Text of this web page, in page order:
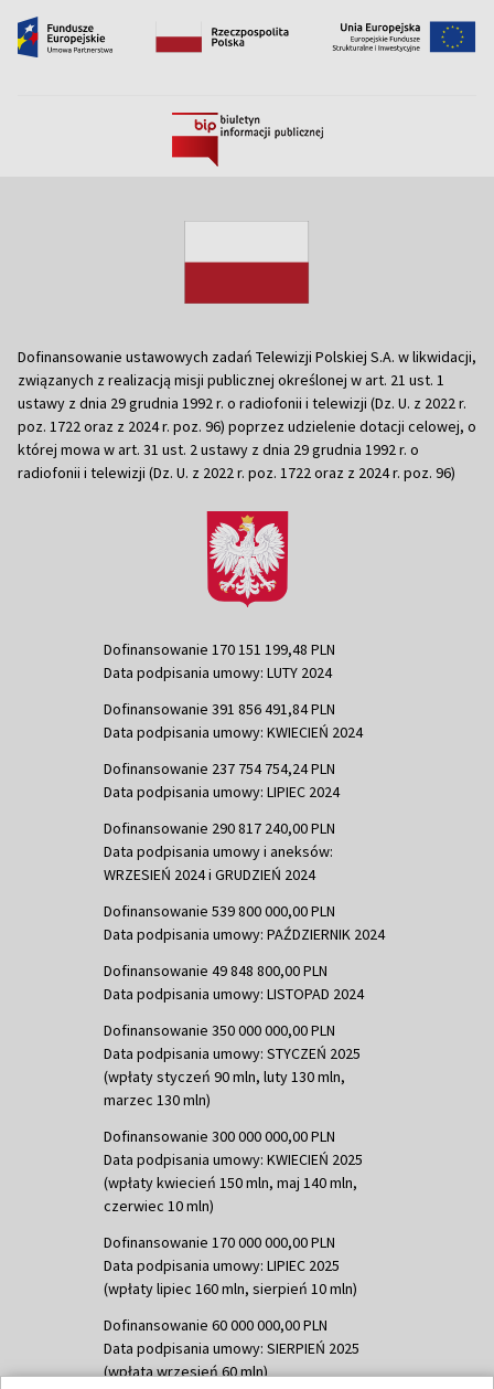
Dofinansowanie ustawowych zadań Telewizji Polskiej S.A. w likwidacji,
związanych z realizacją misji publicznej określonej w art. 21 ust. 1
ustawy z dnia 29 grudnia 1992 r. o radiofonii i telewizji (Dz. U. z 2022 r.
poz. 1722 oraz z 2024 r. poz. 96) poprzez udzielenie dotacji celowej, o
której mowa w art. 31 ust. 2 ustawy z dnia 29 grudnia 1992 r. o
radiofonii i telewizji (Dz. U. z 2022 r. poz. 1722 oraz z 2024 r. poz. 96)
Dofinansowanie 170 151 199,48 PLN
Data podpisania umowy: LUTY 2024
Dofinansowanie 391 856 491,84 PLN
Data podpisania umowy: KWIECIEŃ 2024
Dofinansowanie 237 754 754,24 PLN
Data podpisania umowy: LIPIEC 2024
Dofinansowanie 290 817 240,00 PLN
Data podpisania umowy i aneksów:
WRZESIEŃ 2024 i GRUDZIEŃ 2024
Dofinansowanie 539 800 000,00 PLN
Data podpisania umowy: PAŹDZIERNIK 2024
Dofinansowanie 49 848 800,00 PLN
Data podpisania umowy: LISTOPAD 2024
Dofinansowanie 350 000 000,00 PLN
Data podpisania umowy: STYCZEŃ 2025
(wpłaty styczeń 90 mln, luty 130 mln,
marzec 130 mln)
Dofinansowanie 300 000 000,00 PLN
Data podpisania umowy: KWIECIEŃ 2025
(wpłaty kwiecień 150 mln, maj 140 mln,
czerwiec 10 mln)
Dofinansowanie 170 000 000,00 PLN
Data podpisania umowy: LIPIEC 2025
(wpłaty lipiec 160 mln, sierpień 10 mln)
Dofinansowanie 60 000 000,00 PLN
Data podpisania umowy: SIERPIEŃ 2025
(wpłata wrzesień 60 mln)